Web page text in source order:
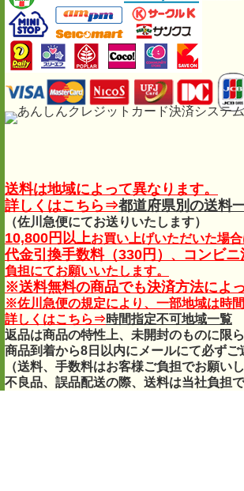
送料は地域によって異なります。
詳しくはこちら⇒都道府県別の送料
（佐川急便にてお送りいたします）
10,800円以上お買い上げいただいた場合
代金引換手数料（330円） 、 コンビニ
負担にてお願いいたします。
※送料無料の商品でも決済方法によ
※佐川急便の規定により、一部地域は時
詳しくはこちら⇒時間指定不可地域一覧
返品は商品の特性上、未開封のものに限
商品到着から8日以内にメールにて必ずご
（送料、手数料はお客様ご負担でお願い
不良品、誤品配送の際、送料は当社負担